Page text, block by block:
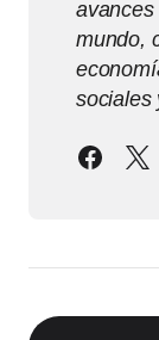
mundo,
sociales